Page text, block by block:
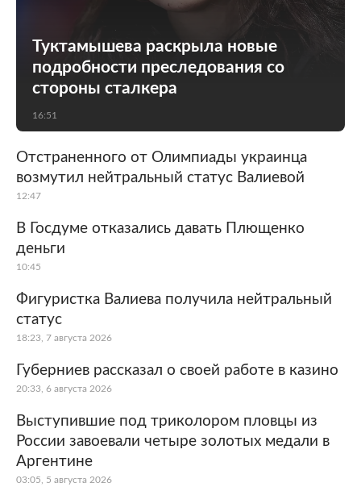
Туктамышева раскрыла новые
подробности преследования со
стороны сталкера
16:51
Отстраненного от Олимпиады украинца
возмутил нейтральный статус Валиевой
12:47
В Госдуме отказались давать Плющенко
деньги
10:45
Фигуристка Валиева получила нейтральный
статус
18:23, 7 августа 2026
Губерниев рассказал о своей работе в казино
20:33, 6 августа 2026
Выступившие под триколором пловцы из
России завоевали четыре золотых медали в
Аргентине
03:05, 5 августа 2026